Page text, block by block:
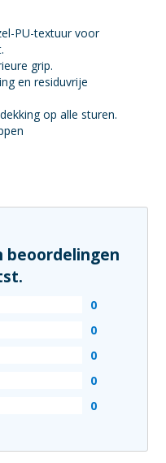
PU-textuur voor
grip.
en residuvrije
op alle sturen.
beoordelingen
0
0
0
0
0